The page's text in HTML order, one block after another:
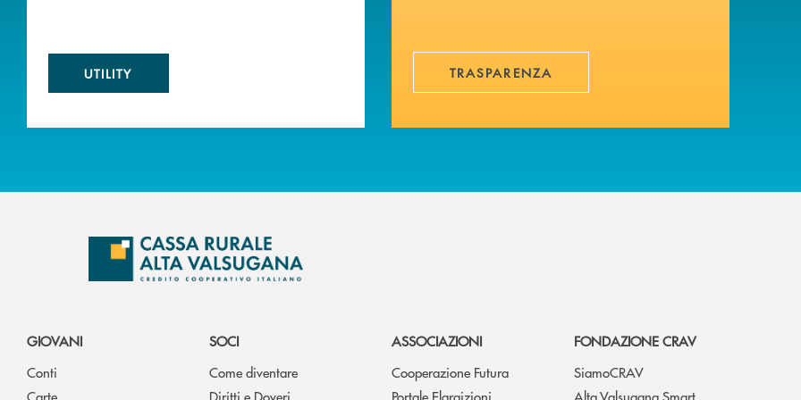
UTILITY TRASPARENZA
GIOVANI
Conti
Carte
SOCI
Come diventare
Diritti e Doveri
ASSOCIAZIONI
Cooperazione Futura
Portale Elargizioni
FONDAZIONE CRAV
SiamoCRAV
Alta Valsugana Smart